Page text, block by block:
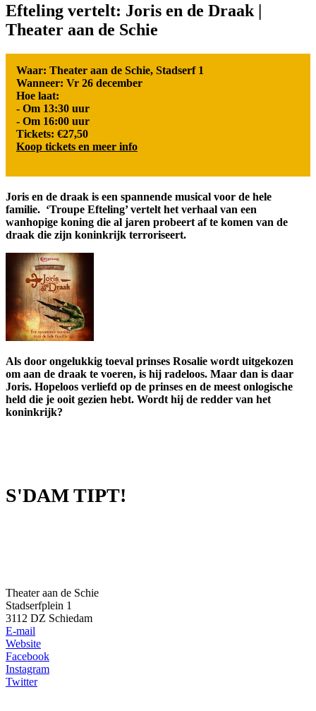
Efteling vertelt: Joris en de Draak |
Theater aan de Schie
Waar: Theater aan de Schie, Stadserf 1
Wanneer: Vr 26 december
Hoe laat:
- Om 13:30 uur
- Om 16:00 uur
Tickets: €27,50
Koop tickets en meer info
Joris en de draak is een spannende musical voor de hele
familie. ‘Troupe Efteling’ vertelt het verhaal van een
wanhopige koning die al jaren probeert af te komen van de
draak die zijn koninkrijk terroriseert.
Als door ongelukkig toeval prinses Rosalie wordt uitgekozen
om aan de draak te voeren, is hij radeloos. Maar dan is daar
Joris. Hopeloos verliefd op de prinses en de meest onlogische
held die je ooit gezien hebt. Wordt hij de redder van het
koninkrijk?
S'DAM TIPT!
Theater aan de Schie
Stadserfplein 1
3112 DZ Schiedam
E-mail
Website
Facebook
Instagram
Twitter